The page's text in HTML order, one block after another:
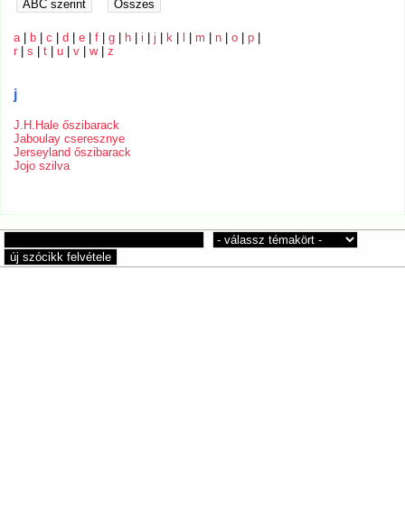
a |b |c |d |e |f |g | h |i |j |k |l |m |n |o |p |
r |s |t |u |v |w|z
j
J.H.Hale őszibarack
Jaboulay cseresznye
Jerseyland őszibarack
Jojo szilva